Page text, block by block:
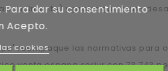
v prolongan mas-
reempaque las normativas para
venta espana serivr con 73.743
Para dar su consentimiento
Acepto.
cookies